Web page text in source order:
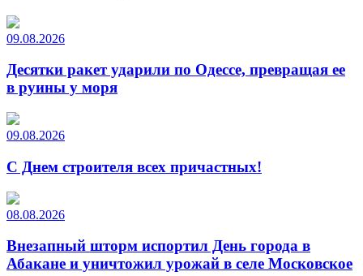
09.08.2026
Десятки ракет ударили по Одессе, превращая ее
в руины у моря
09.08.2026
С Днем строителя всех причастных!
08.08.2026
Внезапный шторм испортил День города в
Абакане и уничтожил урожай в селе Московское